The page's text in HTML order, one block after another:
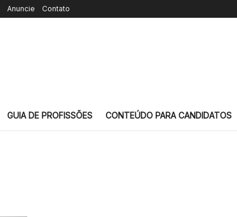
Anuncie Contato
GUIA DE PROFISSÕES CONTEÚDO PARA CANDIDATOS